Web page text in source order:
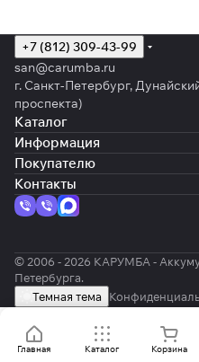
Главная Каталог Корзина
+7 (812) 309-43-99
san@carumba.ru
г. Санкт-Петербург,
проспекта)
Каталог
Информация
Покупателю
Контакты
© 2006 - 2026 КАРУМБА -
Петербурга.
Темная тема